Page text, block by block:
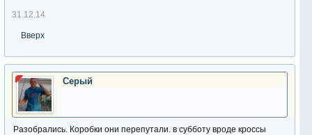
31.12.14
Вверх
Серый
Разобрались. Коробки они перепутали. в субботу вроде кроссы